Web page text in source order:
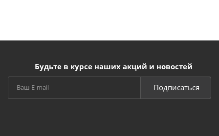
Будьте в курсе наших акций и новостей
Подписаться